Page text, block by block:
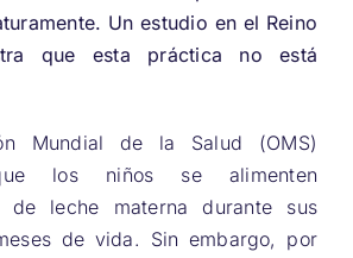
Un estudio en el Reino
que esta práctica no está
Mundial de la Salud (OMS)
los niños se alimenten
de leche materna durante sus
de vida. Sin embargo, por